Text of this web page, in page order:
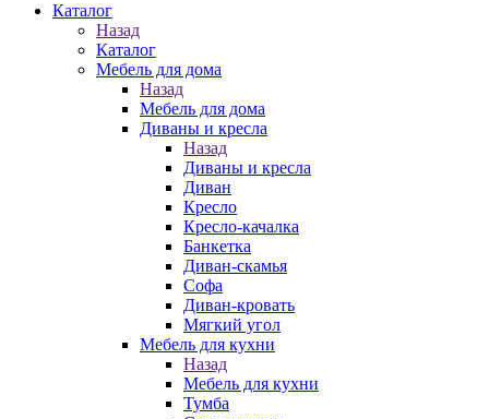
Каталог
Назад
Каталог
Мебель для дома
Назад
Мебель для дома
Диваны и кресла
Назад
Диваны и кресла
Диван
Кресло
Кресло-качалка
Банкетка
Диван-скамья
Софа
Диван-кровать
Мягкий угол
Мебель для кухни
Назад
Мебель для кухни
Тумба